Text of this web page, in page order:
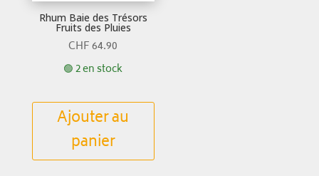
Rhum Baie des Trésors
Fruits des Pluies
CHF64.90
🟢 2 en stock
Ajouter au
panier